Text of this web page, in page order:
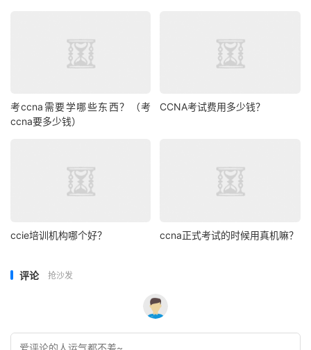
考ccna需要学哪些东西？（考
ccna要多少钱）
CCNA考试费用多少钱？
ccie培训机构哪个好？ ccna正式考试的时候用真机嘛？
评论 抢沙发